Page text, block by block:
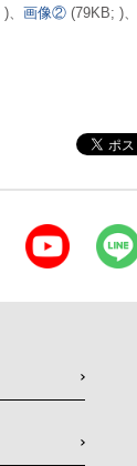
画像② (79KB; )、